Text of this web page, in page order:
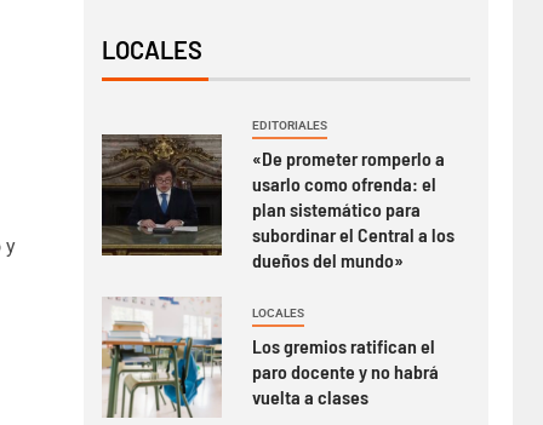
y
LOCALES
EDITORIALES
«De prometer romperlo a
usarlo como ofrenda: el
plan sistemático para
subordinar el Central a los
dueños del mundo»
LOCALES
Los gremios ratifican el
paro docente y no habrá
vuelta a clases